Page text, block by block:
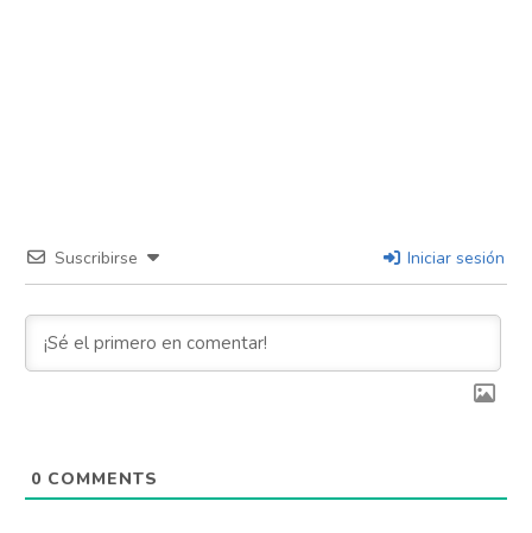
Suscribirse Iniciar sesión
0 COMMENTS